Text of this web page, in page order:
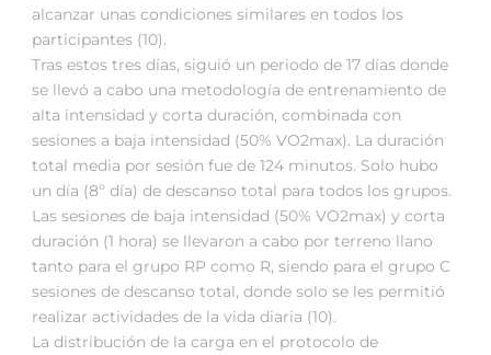
alcanzar unas condiciones similares en todos los
participantes (10).
Tras estos tres días, siguió un periodo de 17 días donde
se llevó a cabo una metodología de entrenamiento de
alta intensidad y corta duración, combinada con
sesiones a baja intensidad (50% VO2max). La duración
total media por sesión fue de 124 minutos. Solo hubo
un día (8º día) de descanso total para todos los grupos.
Las sesiones de baja intensidad (50% VO2max) y corta
duración (1 hora) se llevaron a cabo por terreno llano
tanto para el grupo RP como R, siendo para el grupo C
sesiones de descanso total, donde solo se les permitió
realizar actividades de la vida diaria (10).
La distribución de la carga en el protocolo de